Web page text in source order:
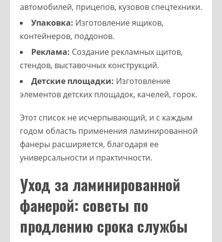
автомобилей, прицепов, кузовов спецтехники.
Упаковка: Изготовление ящиков,
контейнеров, поддонов.
Реклама: Создание рекламных щитов,
стендов, выставочных конструкций.
Детские площадки: Изготовление
элементов детских площадок, качелей, горок.
Этот список не исчерпывающий, и с каждым
годом область применения ламинированной
фанеры расширяется, благодаря ее
универсальности и практичности.
Уход за ламинированной
фанерой: советы по
продлению срока службы